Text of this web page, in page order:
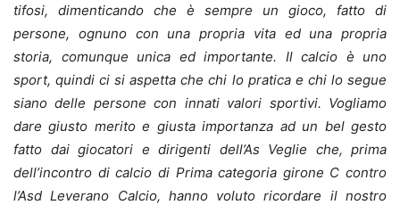
tifosi, dimenticando che è sempre un gioco, fatto di
persone, ognuno con una propria vita ed una propria
storia, comunque unica ed importante. Il calcio è uno
sport, quindi ci si aspetta che chi lo pratica e chi lo segue
siano delle persone con innati valori sportivi. Vogliamo
dare giusto merito e giusta importanza ad un bel gesto
fatto dai giocatori e dirigenti dell’As Veglie che, prima
dell’incontro di calcio di Prima categoria girone C contro
l’Asd Leverano Calcio, hanno voluto ricordare il nostro